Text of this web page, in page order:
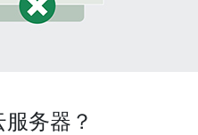
务器？